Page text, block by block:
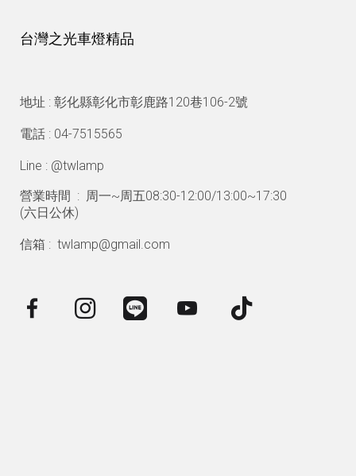
台灣之光車燈精品
地址 : 彰化縣彰化市彰鹿路120巷106-2號
電話 : 04-7515565
Line : @twlamp
營業時間 : 周一~周五08:30-12:00/13:00~17:30
(六日公休)
信箱 : twlamp@gmail.com